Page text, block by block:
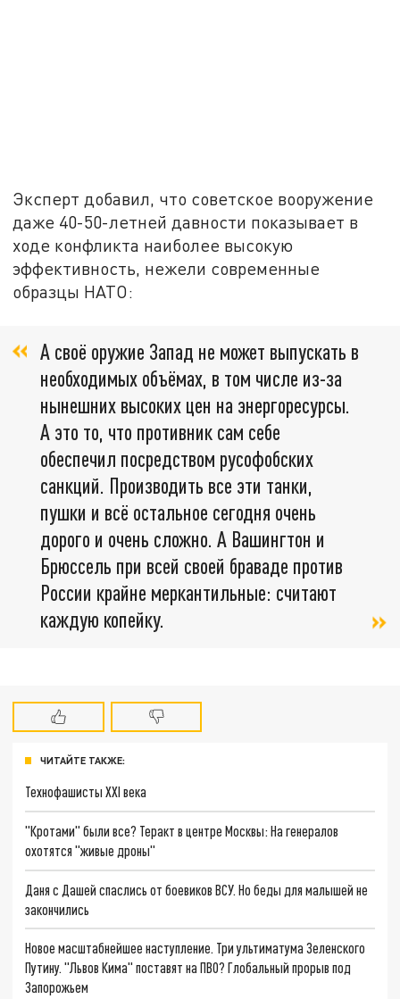
Эксперт добавил, что советское вооружение
даже 40-50-летней давности показывает в
ходе конфликта наиболее высокую
эффективность, нежели современные
образцы НАТО:
А своё оружие Запад не может выпускать в
необходимых объёмах, в том числе из-за
нынешних высоких цен на энергоресурсы.
А это то, что противник сам себе
обеспечил посредством русофобских
санкций. Производить все эти танки,
пушки и всё остальное сегодня очень
дорого и очень сложно. А Вашингтон и
Брюссель при всей своей браваде против
России крайне меркантильные: считают
каждую копейку.
ЧИТАЙТЕ ТАКЖЕ:
Технофашисты XXI века
"Кротами" были все? Теракт в центре Москвы: На генералов
охотятся "живые дроны"
Даня с Дашей спаслись от боевиков ВСУ. Но беды для малышей не
закончились
Новое масштабнейшее наступление. Три ультиматума Зеленского
Путину. "Львов Кима" поставят на ПВО? Глобальный прорыв под
Запорожьем